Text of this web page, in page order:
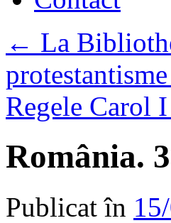
← La
Regele Carol
România.
Publicat în